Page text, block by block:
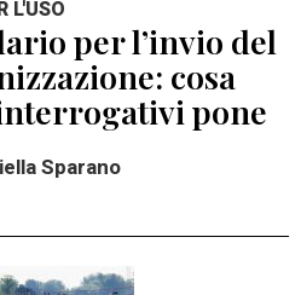
L'USO
per l’invio del
cosa
pone
Sparano